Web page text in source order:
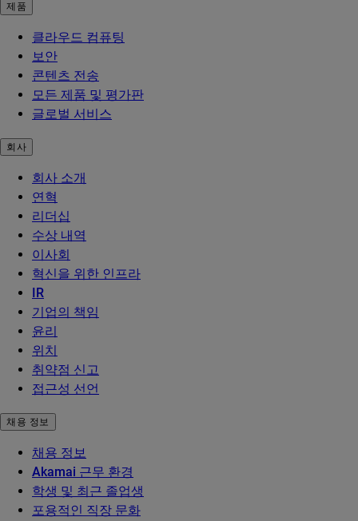
제품
클라우드 컴퓨팅
보안
콘텐츠 전송
모든 제품 및 평가판
글로벌 서비스
회사
회사 소개
연혁
리더십
수상 내역
이사회
혁신을 위한 인프라
IR
기업의 책임
윤리
위치
취약점 신고
접근성 선언
채용 정보
채용 정보
Akamai 근무 환경
학생 및 최근 졸업생
포용적인 직장 문화